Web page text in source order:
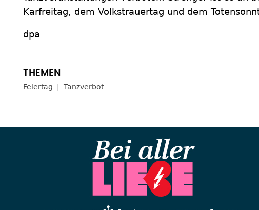
Karfreitag, dem Volkstrauertag und dem
dpa
Feiertag Tanzverbot